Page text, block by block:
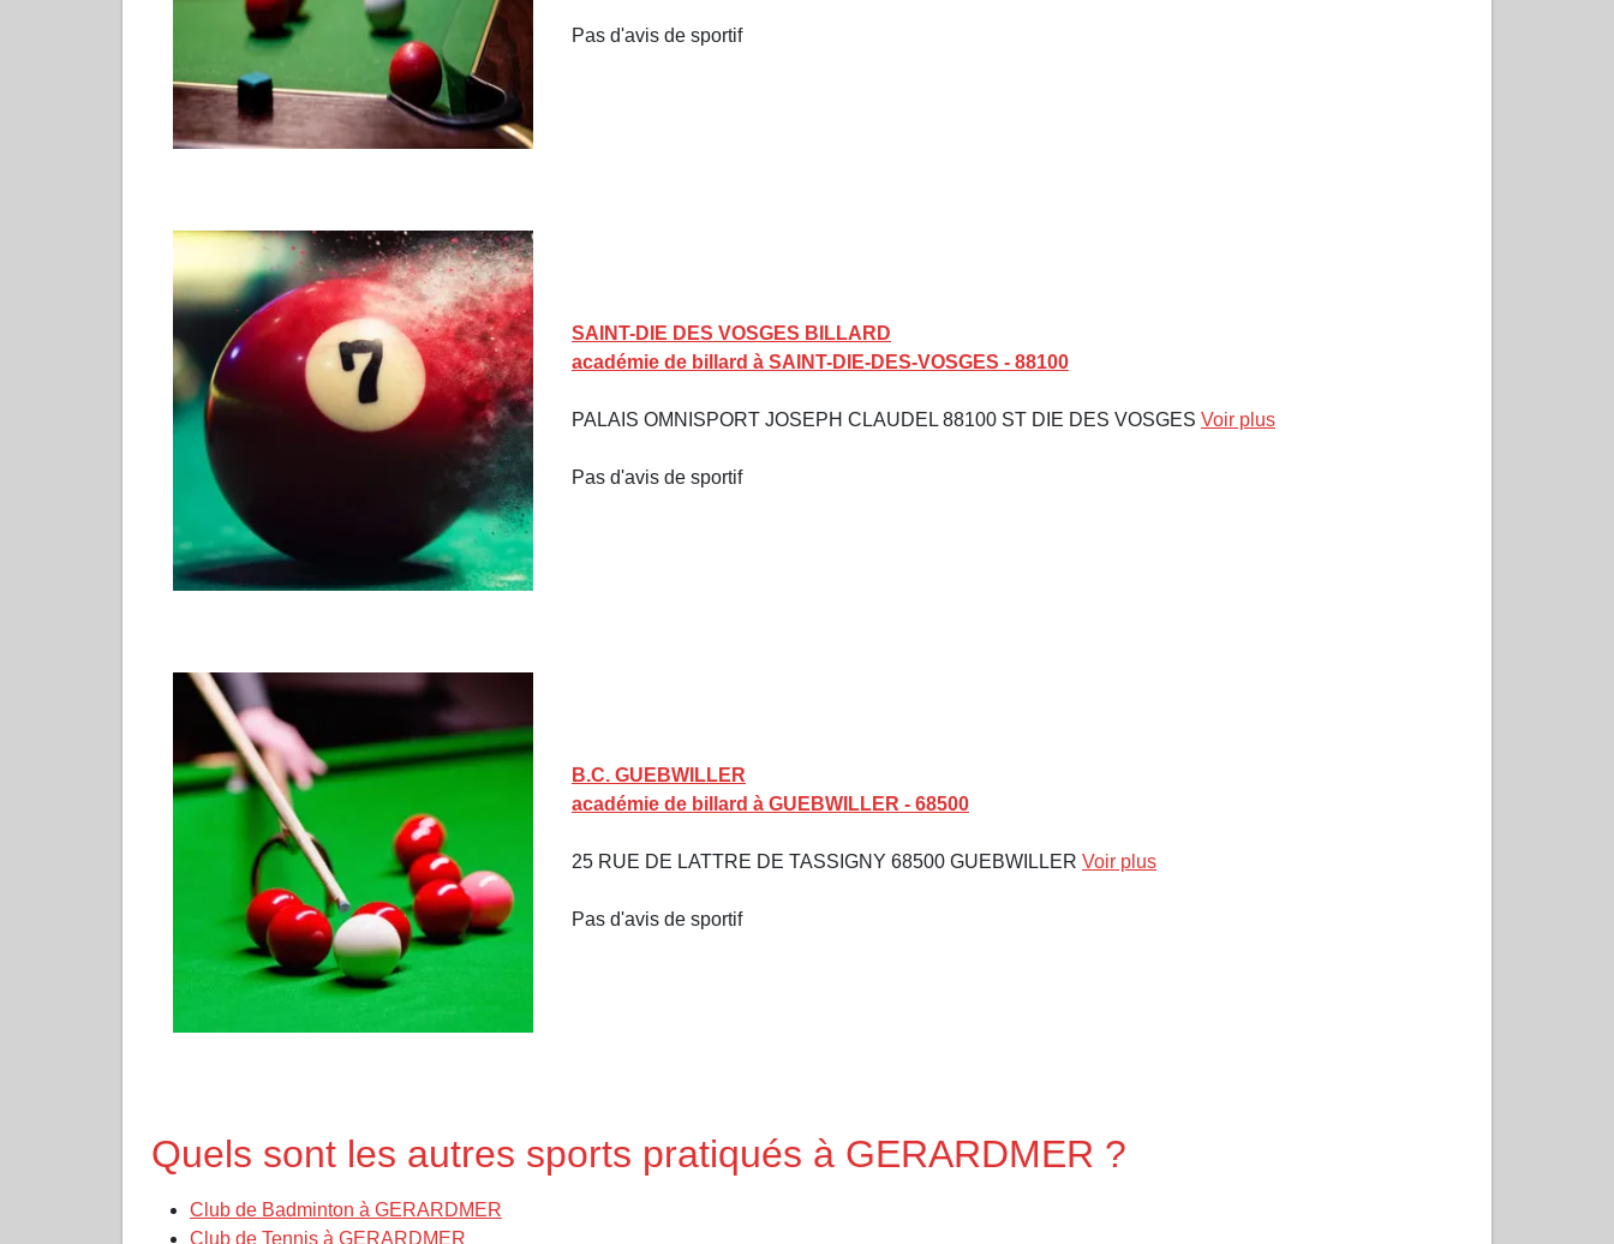
Pas d'avis de sportif
SAINT-DIE DES VOSGES BILLARD
académie de billard à SAINT-DIE-DES-VOSGES - 88100
PALAIS OMNISPORT JOSEPH CLAUDEL 88100 ST DIE DES VOSGES Voir plus
Pas d'avis de sportif
B.C. GUEBWILLER
académie de billard à GUEBWILLER - 68500
25 RUE DE LATTRE DE TASSIGNY 68500 GUEBWILLER Voir plus
Pas d'avis de sportif
Quels sont les autres sports pratiqués à GERARDMER ?
Club de Badminton à GERARDMER
Club de Tennis à GERARDMER